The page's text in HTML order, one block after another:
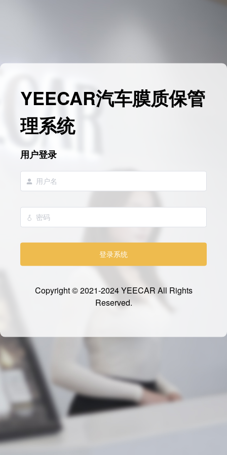
YEECAR汽车膜质保管
理系统
用户登录
登录系统
Copyright © 2021-2024 YEECAR All Rights
Reserved.